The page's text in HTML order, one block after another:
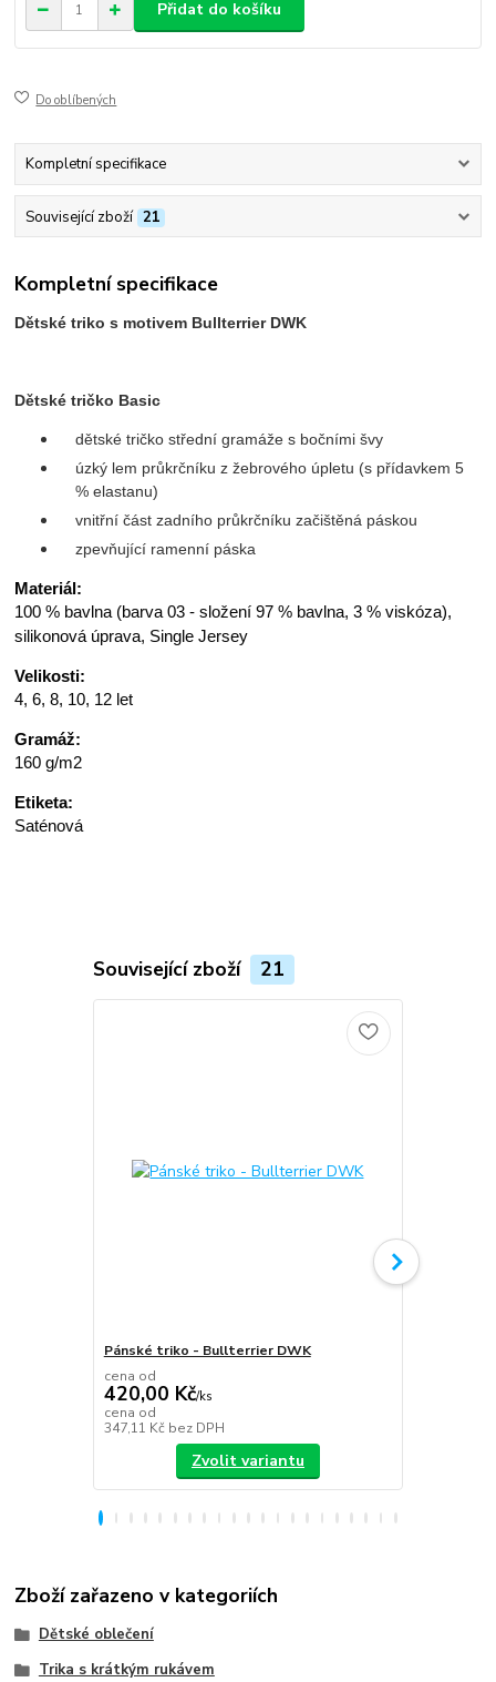
Přidat do košíku
Do oblíbených
Kompletní specifikace
Související zboží 21
Kompletní specifikace
Dětské triko s motivem Bullterrier DWK
Dětské tričko Basic
dětské tričko střední gramáže s bočními švy
úzký lem průkrčníku z žebrového úpletu (s přídavkem 5
% elastanu)
vnitřní část zadního průkrčníku začištěná páskou
zpevňující ramenní páska
Materiál:
100 % bavlna (barva 03 - složení 97 % bavlna, 3 % viskóza),
silikonová úprava, Single Jersey
Velikosti:
4, 6, 8, 10, 12 let
Gramáž:
160 g/m2
Etiketa:
Saténová
Související zboží 21
Pánské triko - Bullterrier DWK
cena od
420,00 Kč/ks
cena od
347,11 Kč bez DPH
Zvolit variantu
Zboží zařazeno v kategoriích
Dětské oblečení
Trika s krátkým rukávem